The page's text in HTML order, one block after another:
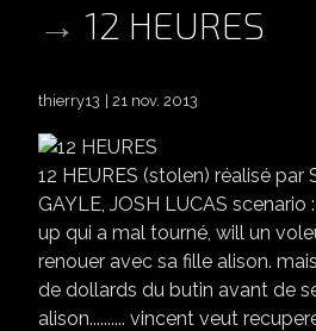
12 HEURES
thierry13 21 nov. 2013
12 HEURES (stolen) réalisé par
GAYLE, JOSH LUCAS
up qui a mal tourné, will un
renouer avec sa fille alison.
de dollards du butin avant de
alison.......... vincent veut